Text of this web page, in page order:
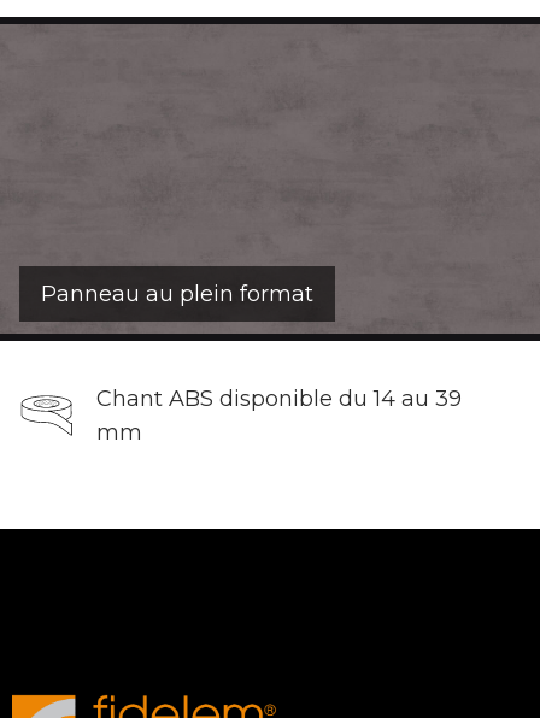
Panneau au plein format
Chant ABS disponible du 14 au 39
mm